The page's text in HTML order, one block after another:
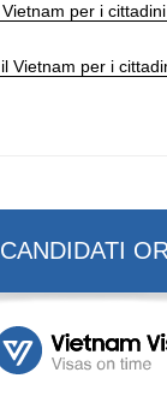
per i
Vietnam per i
CANDIDATI